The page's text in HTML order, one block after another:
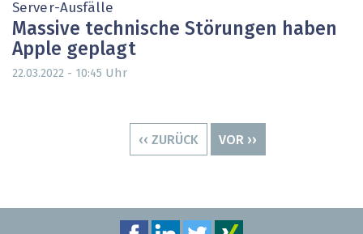
Server-Ausfälle
Massive technische Störungen haben
Apple geplagt
22.03.2022 - 10:45 Uhr
VORHERIGE
‹‹ ZURÜCK
NÄCHSTE
VOR ››